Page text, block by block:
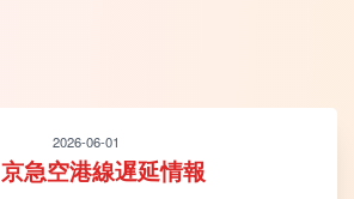
2026-06-01
京急空港線遅延情報